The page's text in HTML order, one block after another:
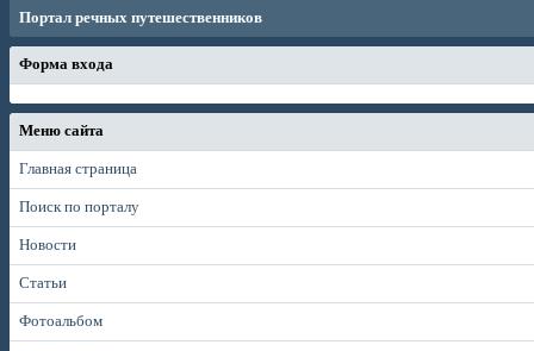
Портал речных путешественников
Форма входа
Меню сайта
Главная страница
Поиск по порталу
Новости
Статьи
Фотоальбом